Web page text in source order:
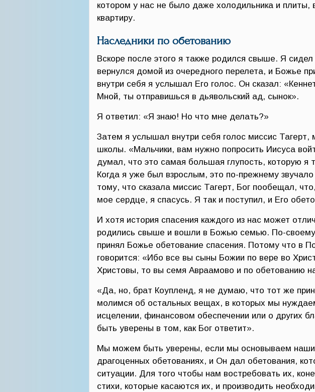
котором у нас не было даже холодильника и плиты,
квартиру.
Наследники по обетованию
Вскоре после этого я также родился свыше. Я сидел
вернулся домой из очередного перелета, и Божье
внутри себя я услышал Его голос. Он сказал:
Мной, ты отправишься в дьявольский ад, сынок».
Я ответил: «Я знаю! Но что мне делать?»
Затем я услышал внутри себя голос миссис Тагерт,
школы. «Мальчики, вам нужно попросить Иисуса
думал, что это самая большая глупость, которую я
Когда я уже был взрослым, это по-прежнему
тому, что сказала миссис Тагерт, Бог пообещал,
мое сердце, я спасусь. Я так и поступил, и Его
И хотя история спасения каждого из нас может
родились свыше и вошли в Божью семью. По-своему
принял Божье обетование спасения. Потому что в
говорится: «Ибо все вы сыны Божии по вере во
Христовы, то вы семя Авраамово и по обетованию
«Да, но, брат Коупленд, я не думаю, что тот же
молимся об остальных вещах, в которых мы
исцелении, финансовом обеспечении или о других
быть уверены в том, как Бог ответит».
Мы можем быть уверены, если мы основываем наши
драгоценных обетованиях, и Он дал обетования,
ситуации. Для того чтобы нам востребовать их,
стихи, которые касаются их, и производить